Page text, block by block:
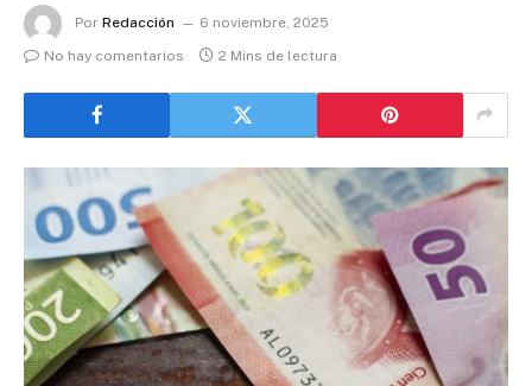
Por Redacción
6 noviembre, 2025
No hay comentarios
2 Mins de lectura